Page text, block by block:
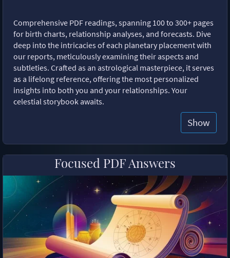
Comprehensive PDF readings, spanning 100 to 300+ pages
for birth charts, relationship analyses, and forecasts. Dive
deep into the intricacies of each planetary placement with
our reports, meticulously examining their aspects and
subtleties. Crafted as an astrological masterpiece, it serves
as a lifelong reference, offering the most personalized
insights into both you and your relationships. Your
celestial storybook awaits.
Show
Focused PDF Answers